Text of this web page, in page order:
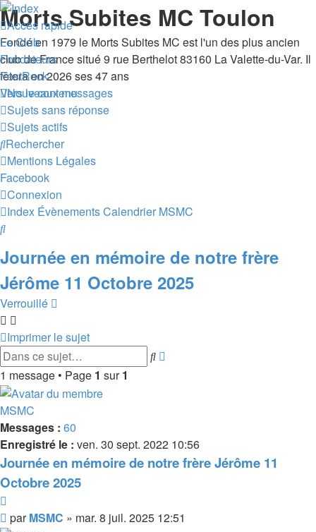
Morts Subites MC Toulon
Fondé en 1979 le Morts Subites MC est l'un des plus ancien
club de France situé 9 rue Berthelot 83160 La Valette-du-Var. Il
fêtera en 2026 ses 47 ans
Vers le contenu
Accès rapide
Le Club
Fondateurs
FestRock
Nouveaux messages
Sujets sans réponse
Sujets actifs
Rechercher
Mentions Légales
Facebook
Connexion
Index ÉvènementsCalendrier MSMC
Rechercher
Journée en mémoire de notre frère
Jérôme 11 Octobre 2025
Verrouillé
Imprimer le sujet
Rechercher
1 message • Page 1 sur1
MSMC
Messages : 60
Enregistré le : ven. 30 sept. 2022 10:56
Journée en mémoire de notre frère Jérôme 11
Octobre 2025
Message
parMSMC » mar. 8 juil. 2025 12:51